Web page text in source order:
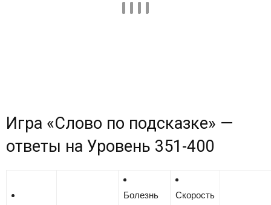
Игра «Cлово по подсказке» —
ответы на Уровень 351-400
Болезнь
Скорость